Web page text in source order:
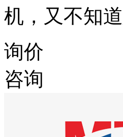
机，又不知
询价
咨询